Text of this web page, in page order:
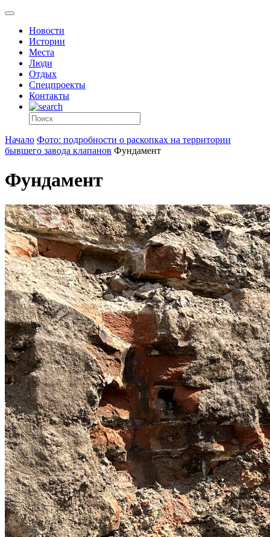
Новости
Истории
Места
Люди
Отдых
Спецпроекты
Контакты
Начало Фото: подробности о раскопках на территории
бывшего завода клапанов Фундамент
Фундамент